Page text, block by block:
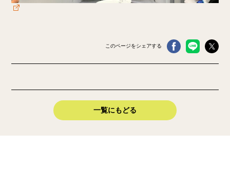
このページをシェアする
一覧にもどる